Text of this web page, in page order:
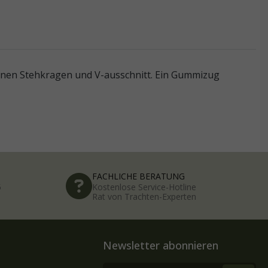
Stehkragen und V-ausschnitt. Ein Gummizug
FACHLICHE BERATUNG
Kostenlose Service-Hotline
Rat von Trachten-Experten
Newsletter abonnieren